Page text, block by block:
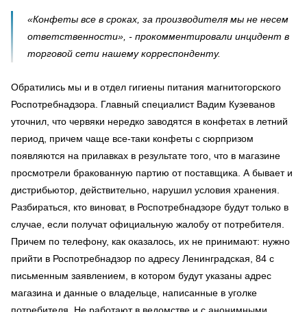
«Конфеты все в сроках, за производителя мы не несем
ответственности», - прокомментировали инцидент в
торговой сети нашему корреспонденту.
Обратились мы и в отдел гигиены питания магнитогорского
Роспотребнадзора. Главный специалист Вадим Кузеванов
уточнил, что червяки нередко заводятся в конфетах в летний
период, причем чаще все-таки конфеты с сюрпризом
появляются на прилавках в результате того, что в магазине
просмотрели бракованную партию от поставщика. А бывает и
дистрибьютор, действительно, нарушил условия хранения.
Разбираться, кто виноват, в Роспотребнадзоре будут только в
случае, если получат официальную жалобу от потребителя.
Причем по телефону, как оказалось, их не принимают: нужно
прийти в Роспотребнадзор по адресу Ленинградская, 84 с
письменным заявлением, в котором будут указаны адрес
магазина и данные о владельце, написанные в уголке
потребителя. Не работают в ведомстве и с анонимными